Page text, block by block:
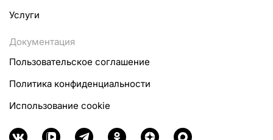
Услуги
Документация
Пользовательское соглашение
Политика конфиденциальности
Использование cookie